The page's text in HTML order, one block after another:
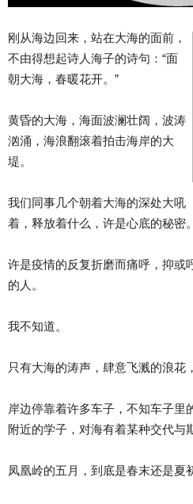
刚从海边回来，站在大海的面前，
不由得想起诗人海子的诗句：“面
朝大海，春暖花开。”
黄昏的大海，海面波澜壮阔，波涛
汹涌，海浪翻滚着拍击海岸的大
堤。
我们同事几个朝着大海的深处大吼
着，释放着什么，许是心底的秘密。
许是疫情的反复折磨而痛呼，抑或
的人。
我不知道。
只有大海的涛声，肆意飞溅的浪花
岸边停靠着许多车子，不知车子里
附近的学子，对海有着某种交代与
凤凰岭的五月，到底是春末还是夏